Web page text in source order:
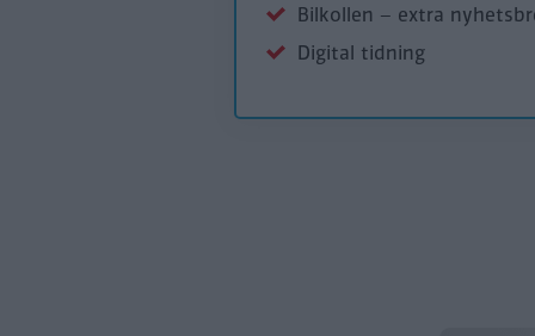
Bilkollen – extra
Digital tidning